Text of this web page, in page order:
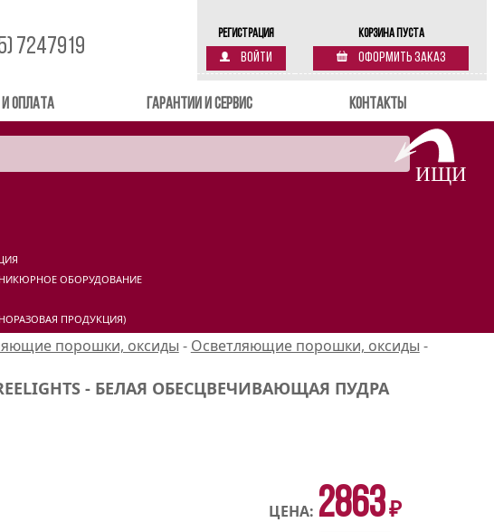
Регистрация
Войти
Корзина пуста
Оформить заказ
7247919
оплата Гарантии и сервис Контакты
ОБОРУДОВАНИЕ
ПРОДУКЦИЯ)
порошки, оксиды - Осветляющие порошки, оксиды -
- БЕЛАЯ ОБЕСЦВЕЧИВАЮЩАЯ ПУДРА
ЦЕНА: 2863₽